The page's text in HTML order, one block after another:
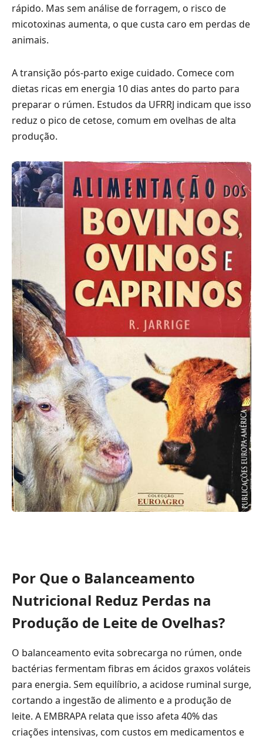
rápido. Mas sem análise de forragem, o risco de
micotoxinas aumenta, o que custa caro em perdas de
animais.
A transição pós-parto exige cuidado. Comece com
dietas ricas em energia 10 dias antes do parto para
preparar o rúmen. Estudos da UFRRJ indicam que isso
reduz o pico de cetose, comum em ovelhas de alta
produção.
Por Que o Balanceamento
Nutricional Reduz Perdas na
Produção de Leite de Ovelhas?
O balanceamento evita sobrecarga no rúmen, onde
bactérias fermentam fibras em ácidos graxos voláteis
para energia. Sem equilíbrio, a acidose ruminal surge,
cortando a ingestão de alimento e a produção de
leite. A EMBRAPA relata que isso afeta 40% das
criações intensivas, com custos em medicamentos e